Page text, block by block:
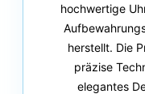
hochwertige
herstellt. Die
präzise
elegantes